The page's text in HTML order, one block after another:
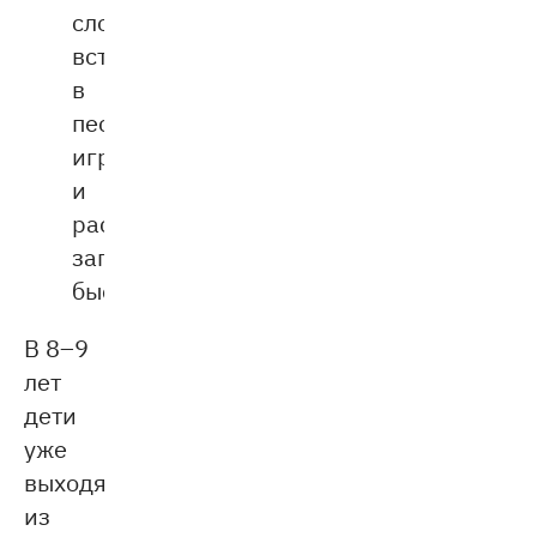
слово,
встреченное
в
песне,
игре
и
рассказе,
запомнится
быстрее.
В 8–9
лет
дети
уже
выходят
из